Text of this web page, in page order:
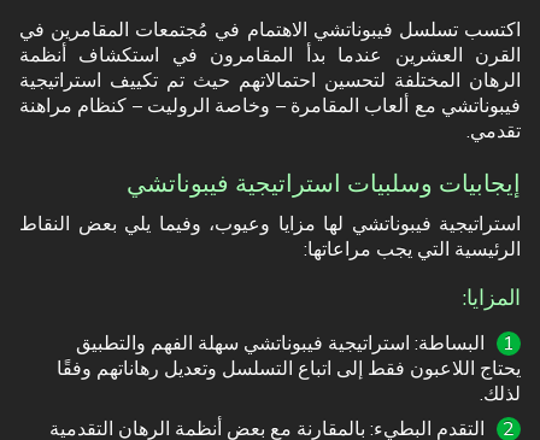
اكتسب تسلسل فيبوناتشي الاهتمام في مُجتمعات المقامرين في
القرن العشرين عندما بدأ المقامرون في استكشاف أنظمة
الرهان المختلفة لتحسين احتمالاتهم حيث تم تكييف استراتيجية
فيبوناتشي مع ألعاب المقامرة – وخاصة الروليت – كنظام مراهنة
تقدمي.
إيجابيات وسلبيات استراتيجية فيبوناتشي
استراتيجية فيبوناتشي لها مزايا وعيوب، وفيما يلي بعض النقاط
الرئيسية التي يجب مراعاتها:
المزايا:
البساطة: استراتيجية فيبوناتشي سهلة الفهم والتطبيق
يحتاج اللاعبون فقط إلى اتباع التسلسل وتعديل رهاناتهم وفقًا
لذلك.
التقدم البطيء: بالمقارنة مع بعض أنظمة الرهان التقدمية